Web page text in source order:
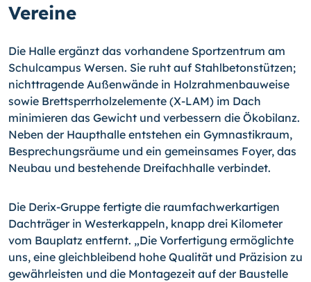
Vereine
Die Halle ergänzt das vorhandene Sportzentrum am
Schul­campus Wersen. Sie ruht auf Stahlbetonstützen;
nicht­tragende Außenwände in Holzrahmenbau­weise
sowie Brettsperrholz­elemente (X-LAM) im Dach
minimieren das Gewicht und verbessern die Ökobilanz.
Neben der Haupthalle entstehen ein Gymnastik­raum,
Besprechungs­räume und ein gemeinsames Foyer, das
Neubau und bestehende Dreifachhalle verbindet.
Die Derix-Gruppe fertigte die raumfachwerkartigen
Dach­träger in Westerkappeln, knapp drei Kilometer
vom Bauplatz entfernt. „Die Vorfertigung ermöglichte
uns, eine gleichbleibend hohe Qualität und Präzision zu
gewährleisten und die Montagezeit auf der Baustelle